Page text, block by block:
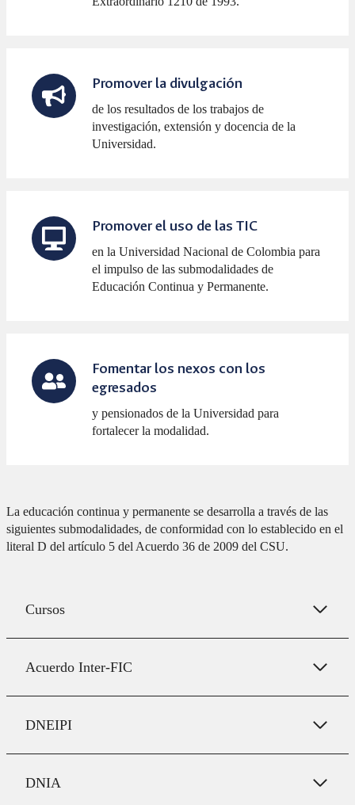
Promover la divulgación
de los resultados de los trabajos de
investigación, extensión y docencia de la
Universidad.
Promover el uso de las TIC
en la Universidad Nacional de Colombia para
el impulso de las submodalidades de
Educación Continua y Permanente.
Fomentar los nexos con los
egresados
y pensionados de la Universidad para
fortalecer la modalidad.
La educación continua y permanente se desarrolla a través de las
siguientes submodalidades, de conformidad con lo establecido en el
literal D del artículo 5 del Acuerdo 36 de 2009 del CSU.
Cursos
Acuerdo Inter-FIC
DNEIPI
DNIA